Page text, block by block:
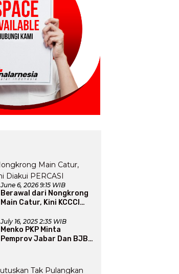
June 6, 2026 9:15 WIB
Berawal dari Nongkrong
Main Catur, Kini KCCCI
July 16, 2025 2:35 WIB
Menko PKP Minta
Pemprov Jabar Dan BJB